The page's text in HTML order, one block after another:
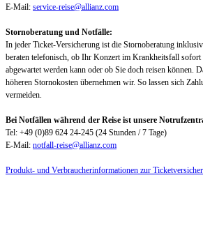
E-Mail: service-reise@allianz.com
Stornoberatung und Notfälle:
In jeder Ticket-Versicherung ist die Stornoberatung
beraten telefonisch, ob Ihr Konzert im Krankheitsfall sofort
abgewartet werden kann oder ob Sie doch reisen können.
höheren Stornokosten übernehmen wir. So lassen sich
vermeiden.
Bei Notfällen während der Reise ist unsere
Tel: +49 (0)89 624 24-245 (24 Stunden / 7 Tage)
E-Mail: notfall-reise@allianz.com
Produkt- und Verbraucherinformationen zur